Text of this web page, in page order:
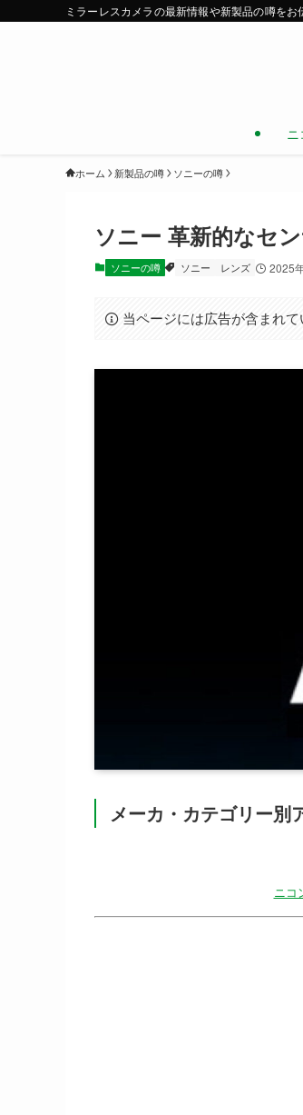
ミラーレスカメラの最新情報や新製品の噂をお
ホーム 新製品の噂 ソニーの噂
ソニー 革新的なセ
ソニーの噂 ソニー レンズ 2025
当ページには広告が含まれて
メーカ・カテゴリー別
ニコ